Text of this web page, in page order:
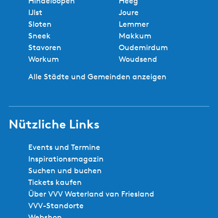
IJlst
Joure
Sloten
Lemmer
Sneek
Makkum
Stavoren
Oudemirdum
Workum
Woudsend
Alle Städte und Gemeinden anzeigen
Nützliche Links
Events und Termine
Inspirationsmagazin
Suchen und buchen
Tickets kaufen
Über VVV Waterland van Friesland
VVV-Standorte